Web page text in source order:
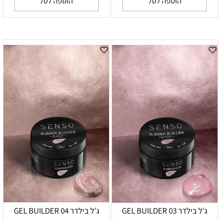
ג'ל בילדר 03 GEL BUILDER ג'ל בילדר 04 GEL BUILDER